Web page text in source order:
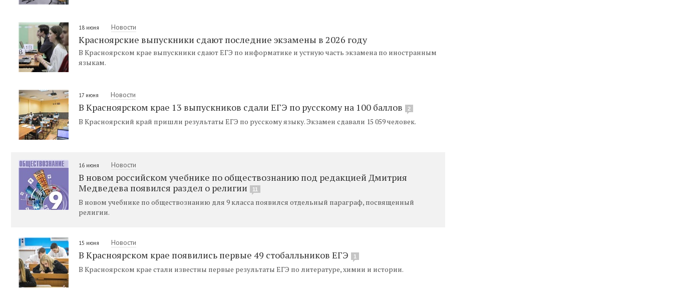
18 июня Новости
Красноярские выпускники сдают последние экзамены в 2026 году
В Красноярском крае выпускники сдают ЕГЭ по информатике и устную часть экзамена по иностранным
языкам.
17 июня Новости
В Красноярском крае 13 выпускников сдали ЕГЭ по русскому на 100 баллов 2
В Красноярский край пришли результаты ЕГЭ по русскому языку. Экзамен сдавали 15 059 человек.
16 июня Новости
В новом российском учебнике по обществознанию под редакцией Дмитрия
Медведева появился раздел о религии
11
В новом учебнике по обществознанию для 9 класса появился отдельный параграф, посвященный
религии.
15 июня Новости
В Красноярском крае появились первые 49 стобалльников ЕГЭ 1
В Красноярском крае стали известны первые результаты ЕГЭ по литературе, химии и истории.